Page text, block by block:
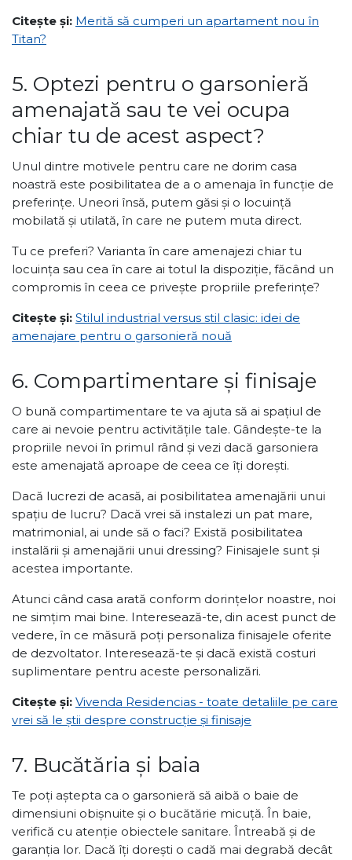
Citește și: Merită să cumperi un apartament nou în
Titan?
5. Optezi pentru o garsonieră
amenajată sau te vei ocupa
chiar tu de acest aspect?
Unul dintre motivele pentru care ne dorim casa
noastră este posibilitatea de a o amenaja în funcție de
preferințe. Uneori însă, putem găsi și o locuință
mobilată și utilată, în care ne putem muta direct.
Tu ce preferi? Varianta în care amenajezi chiar tu
locuința sau cea în care ai totul la dispoziție, făcând un
compromis în ceea ce privește propriile preferințe?
Citește și: Stilul industrial versus stil clasic: idei de
amenajare pentru o garsonieră nouă
6. Compartimentare și finisaje
O bună compartimentare te va ajuta să ai spațiul de
care ai nevoie pentru activitățile tale. Gândește-te la
propriile nevoi în primul rând și vezi dacă garsoniera
este amenajată aproape de ceea ce îți dorești.
Dacă lucrezi de acasă, ai posibilitatea amenajării unui
spațiu de lucru? Dacă vrei să instalezi un pat mare,
matrimonial, ai unde să o faci? Există posibilitatea
instalării și amenajării unui dressing? Finisajele sunt și
acestea importante.
Atunci când casa arată conform dorințelor noastre, noi
ne simțim mai bine. Interesează-te, din acest punct de
vedere, în ce măsură poți personaliza finisajele oferite
de dezvoltator. Interesează-te și dacă există costuri
suplimentare pentru aceste personalizări.
Citește și: Vivenda Residencias - toate detaliile pe care
vrei să le știi despre construcție și finisaje
7. Bucătăria și baia
Te poți aștepta ca o garsonieră să aibă o baie de
dimensiuni obișnuite și o bucătărie micuță. În baie,
verifică cu atenție obiectele sanitare. Întreabă și de
garanția lor. Dacă îți dorești o cadă mai degrabă decât